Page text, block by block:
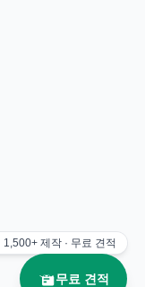
1,500+ 제작 · 무료 견적
무료 견적